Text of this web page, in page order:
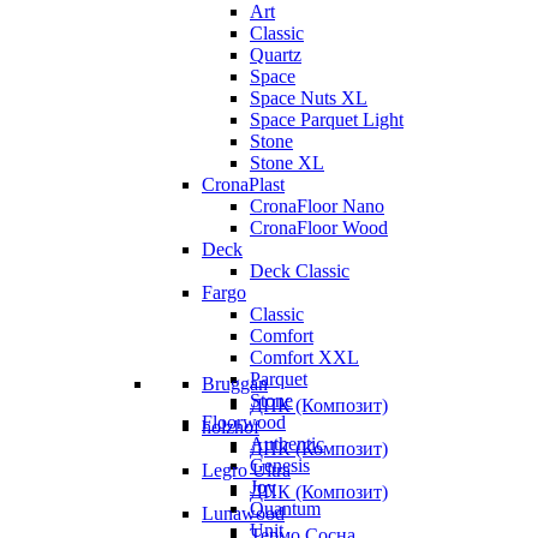
Art
Classic
Quartz
Space
Space Nuts XL
Space Parquet Light
Stone
Stone XL
CronaPlast
CronaFloor Nano
CronaFloor Wood
Deck
Deck Classic
Fargo
Classic
Comfort
Comfort XXL
Parquet
Stone
Floorwood
Authentic
Genesis
Joy
Quantum
Unit
Bruggan
ДПК (Композит)
holzhof
ДПК (Композит)
Legro Ultra
ДПК (Композит)
Lunawood